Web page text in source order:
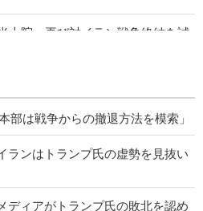
上院、再び対イラン戦争終結を試
部は戦争からの撤退方法を模索」
ランはトランプ氏の虚勢を見抜い
ディアがトランプ氏の敗北を認め